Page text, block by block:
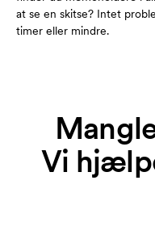
at se en skitse? Intet
timer eller mindre.
Vi